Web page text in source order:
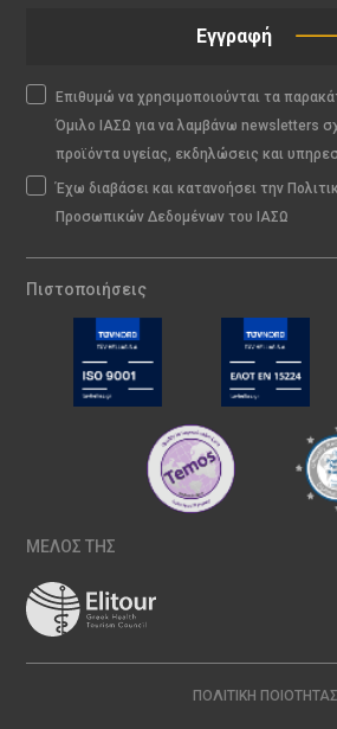
Εγγραφή
Επιθυμώ να χρησιμοποιούνται τα
Όμιλο ΙΑΣΩ για να λαμβάνω newsletters
προϊόντα υγείας, εκδηλώσεις και
Έχω διαβάσει και κατανοήσει την
Προσωπικών Δεδομένων του ΙΑΣΩ
Πιστοποιήσεις
ΜΕΛΟΣ ΤΗΣ
ΠΟΛΙΤΙΚΉ ΠΟΙΌΤΗΤΑΣ